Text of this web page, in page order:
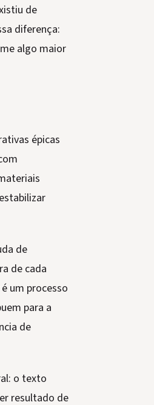
de
diferença:
algo maior
épicas
de
de cada
um processo
para a
de
o texto
resultado de